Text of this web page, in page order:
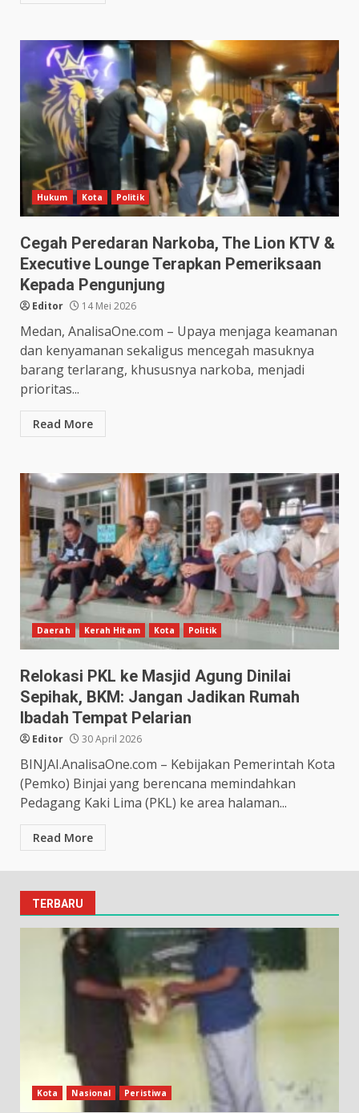
Hukum Kota Politik
Cegah Peredaran Narkoba, The Lion KTV &
Executive Lounge Terapkan Pemeriksaan
Kepada Pengunjung
Editor 14 Mei 2026
Medan, AnalisaOne.com – Upaya menjaga keamanan
dan kenyamanan sekaligus mencegah masuknya
barang terlarang, khususnya narkoba, menjadi
prioritas...
Read More
Daerah Kerah Hitam Kota Politik
Relokasi PKL ke Masjid Agung Dinilai
Sepihak, BKM: Jangan Jadikan Rumah
Ibadah Tempat Pelarian
Editor 30 April 2026
BINJAI.AnalisaOne.com – Kebijakan Pemerintah Kota
(Pemko) Binjai yang berencana memindahkan
Pedagang Kaki Lima (PKL) ke area halaman...
Read More
TERBARU
Kota Nasional Peristiwa